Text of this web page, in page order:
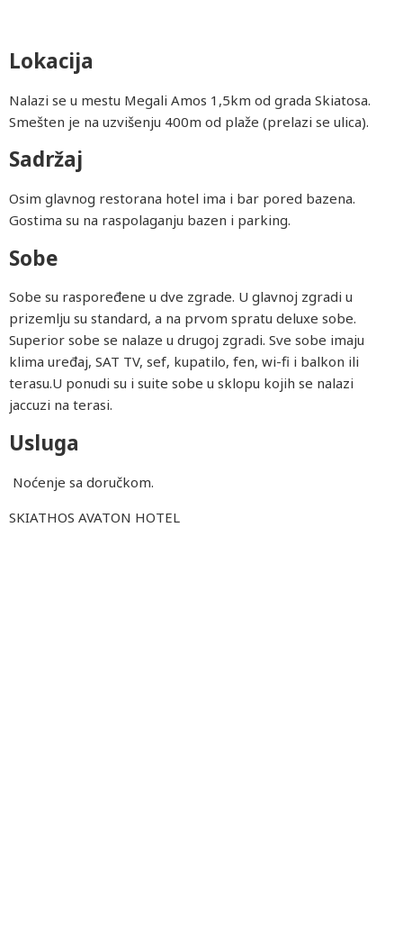
Lokacija
Nalazi se u mestu Megali Amos 1,5km od grada Skiatosa.
Smešten je na uzvišenju 400m od plaže (prelazi se ulica).
Sadržaj
Osim glavnog restorana hotel ima i bar pored bazena.
Gostima su na raspolaganju bazen i parking.
Sobe
Sobe su raspoređene u dve zgrade. U glavnoj zgradi u
prizemlju su standard, a na prvom spratu deluxe sobe.
Superior sobe se nalaze u drugoj zgradi. Sve sobe imaju
klima uređaj, SAT TV, sef, kupatilo, fen, wi-fi i balkon ili
terasu.U ponudi su i suite sobe u sklopu kojih se nalazi
jaccuzi na terasi.
Usluga
Noćenje sa doručkom.
SKIATHOS AVATON HOTEL